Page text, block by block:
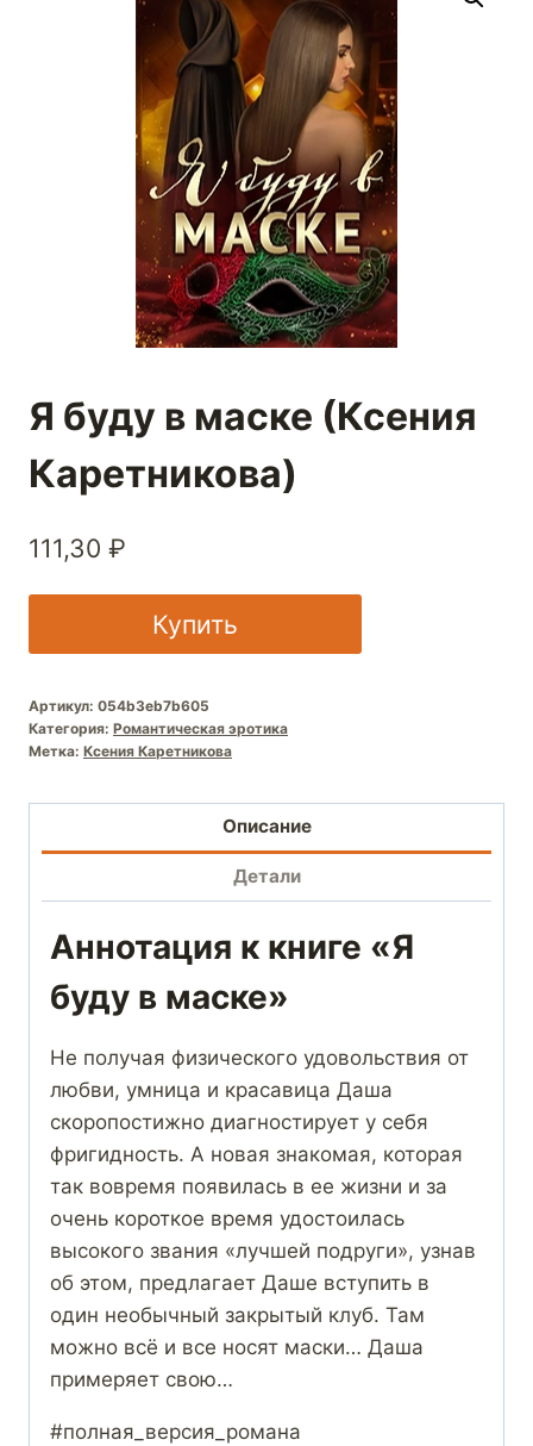
Я буду в маске (Ксения
Каретникова)
111,30 ₽
Купить
Артикул: 054b3eb7b605
Категория: Романтическая эротика
Метка: Ксения Каретникова
Описание
Детали
Аннотация к книге «Я
буду в маске»
Не получая физического удовольствия от
любви, умница и красавица Даша
скоропостижно диагностирует у себя
фригидность. А новая знакомая, которая
так вовремя появилась в ее жизни и за
очень короткое время удостоилась
высокого звания «лучшей подруги», узнав
об этом, предлагает Даше вступить в
один необычный закрытый клуб. Там
можно всё и все носят маски… Даша
примеряет свою…
#полная_версия_романа